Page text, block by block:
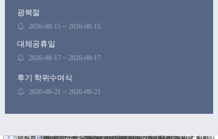
광복절
2026-08-15 ~ 2026-08-15
대체공휴일
2026-08-17 ~ 2026-08-17
후기 학위수여식
2026-08-21 ~ 2026-08-21